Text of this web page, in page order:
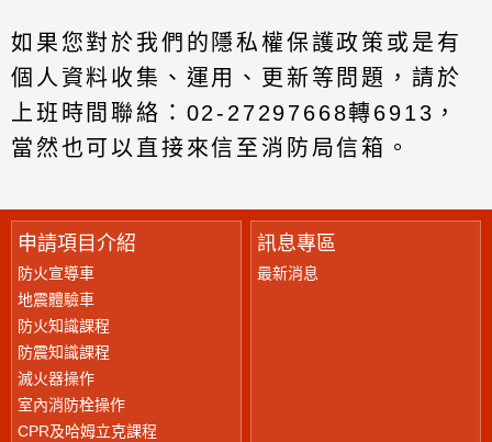
如果您對於我們的隱私權保護政策或是有
個人資料收集、運用、更新等問題，請於
上班時間聯絡：02-27297668轉6913，
當然也可以直接來信至消防局信箱。
申請項目介紹
防火宣導車
地震體驗車
防火知識課程
防震知識課程
滅火器操作
室內消防栓操作
CPR及哈姆立克課程
訊息專區
最新消息